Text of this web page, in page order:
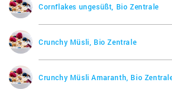
Cornflakes ungesüßt, Bio Zentrale
Crunchy Müsli, Bio Zentrale
Crunchy Müsli Amaranth, Bio